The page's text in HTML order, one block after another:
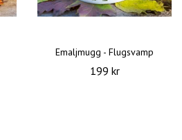
Emaljmugg - Flugsvamp
199 kr